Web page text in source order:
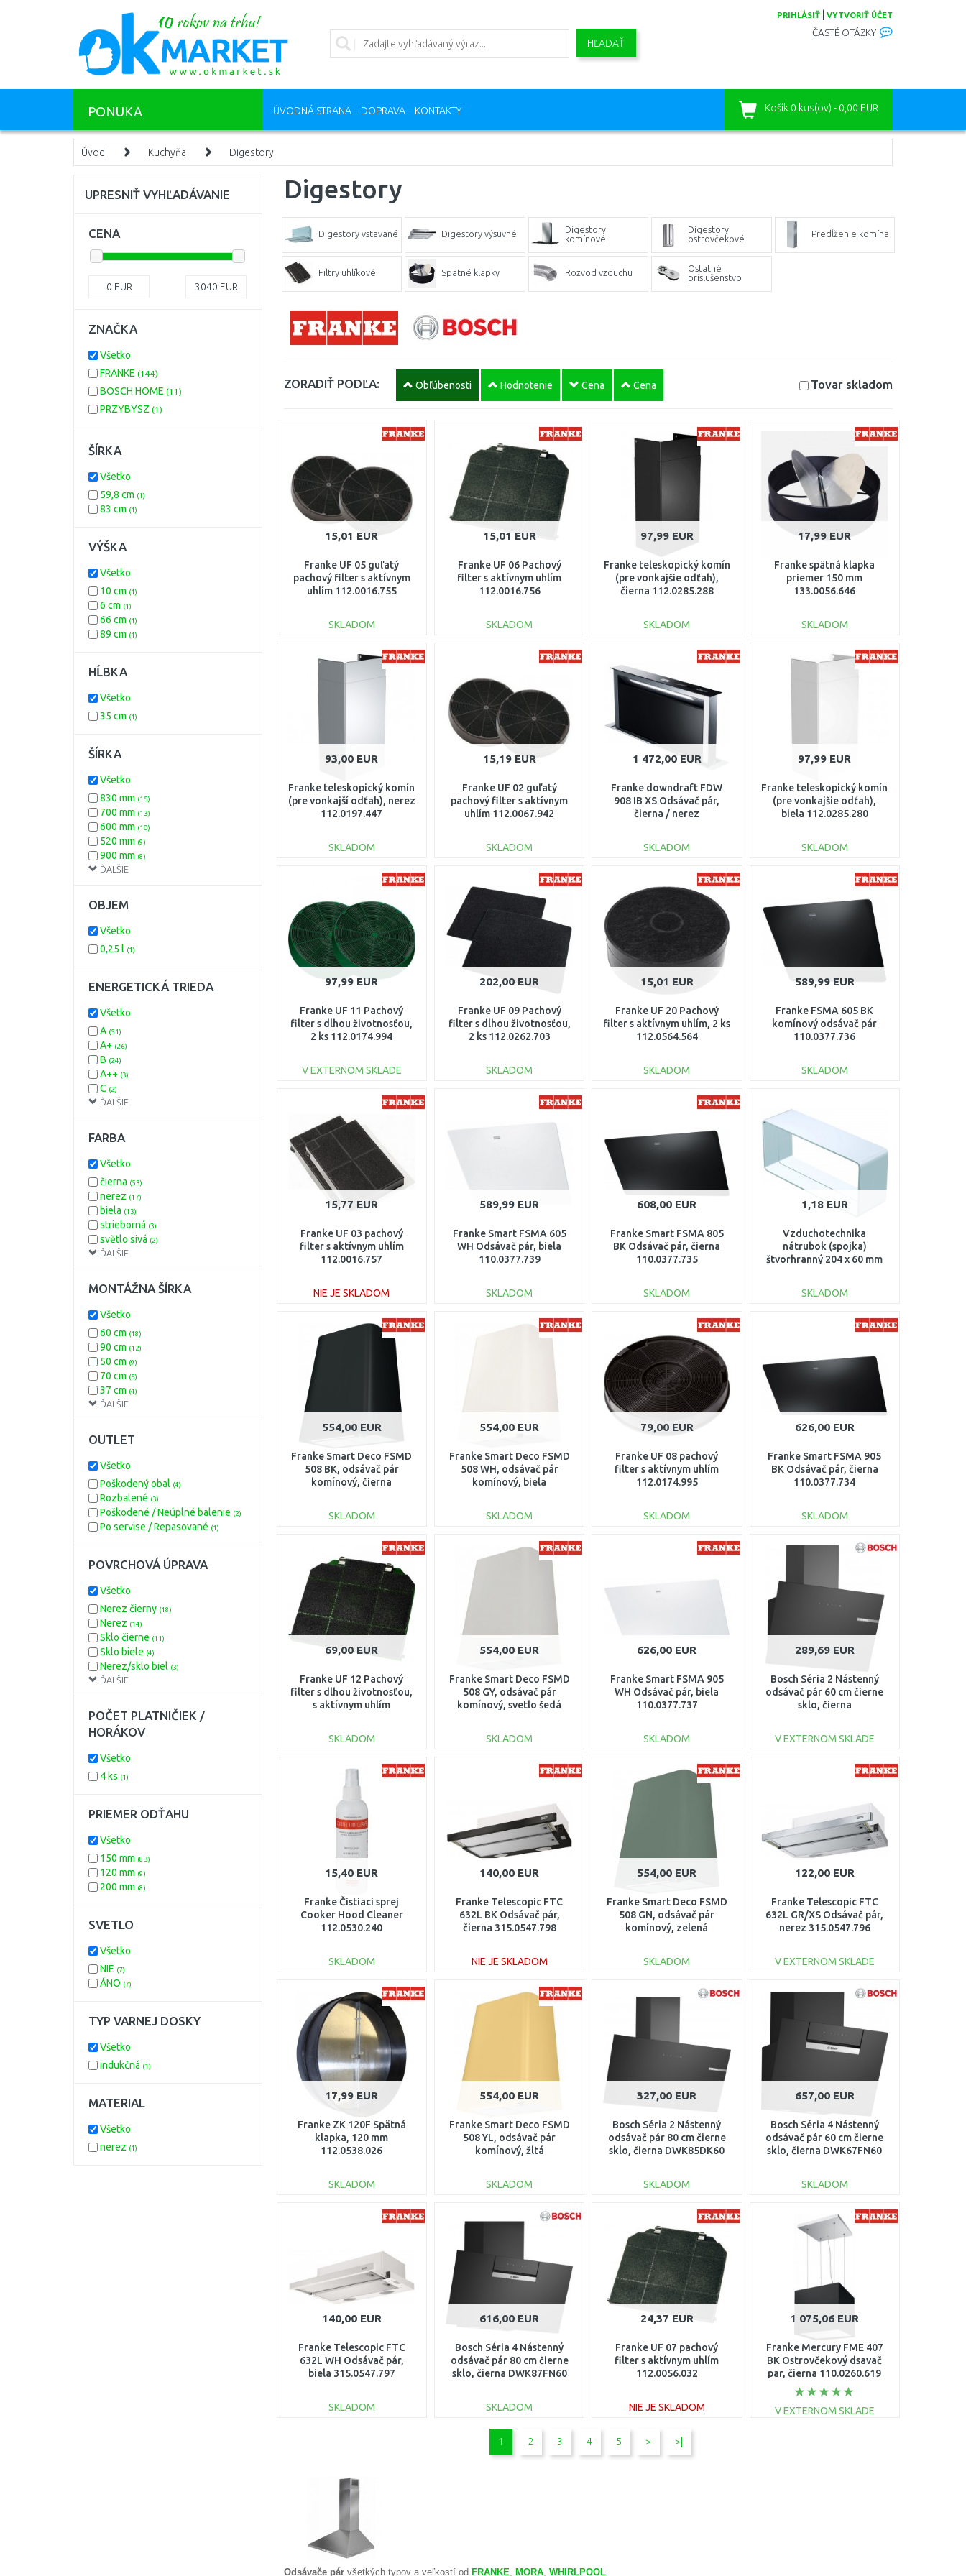
PRIHLÁSIŤ VYTVORIŤ ÚČET
ČASTÉ OTÁZKY
HĽADAŤ
PONUKA ÚVODNÁ STRANA DOPRAVA KONTAKTY Košík 0 kus(ov) - 0,00 EUR
Úvod Kuchyňa Digestory
Digestory
Digestory vstavané Digestory výsuvné
Digestory
komínové
Digestory
ostrovčekové
Predĺženie komína
Filtry uhlíkové Spätné klapky Rozvod vzduchu
Ostatné
príslušenstvo
ZORADIŤ PODĽA: Obľúbenosti Hodnotenie Cena Cena Tovar skladom
15,01 EUR
Franke UF 05 guľatý
pachový filter s aktívnym
uhlím 112.0016.755
SKLADOM
DO KOŠÍKA
15,01 EUR
Franke UF 06 Pachový
filter s aktívnym uhlím
112.0016.756
SKLADOM
DO KOŠÍKA
Porovnať
97,99 EUR
Franke teleskopický komín
(pre vonkajšie odťah),
čierna 112.0285.288
SKLADOM
DO KOŠÍKA
Porovnať
17,99 EUR
Franke spätná klapka
priemer 150 mm
133.0056.646
SKLADOM
DO KOŠÍKA
93,00 EUR
Franke teleskopický komín
(pre vonkajší odťah), nerez
112.0197.447
SKLADOM
DO KOŠÍKA
Porovnať
15,19 EUR
Franke UF 02 guľatý
pachový filter s aktívnym
uhlím 112.0067.942
SKLADOM
DO KOŠÍKA
1 472,00 EUR
Franke downdraft FDW
908 IB XS Odsávač pár,
čierna / nerez
SKLADOM
DO KOŠÍKA
97,99 EUR
Franke teleskopický komín
(pre vonkajšie odťah),
biela 112.0285.280
SKLADOM
DO KOŠÍKA
Porovnať
97,99 EUR
Franke UF 11 Pachový
filter s dlhou životnosťou,
2 ks 112.0174.994
V EXTERNOM SKLADE
DO KOŠÍKA
Porovnať
202,00 EUR
Franke UF 09 Pachový
filter s dlhou životnosťou,
2 ks 112.0262.703
SKLADOM
DO KOŠÍKA
15,01 EUR
Franke UF 20 Pachový
filter s aktívnym uhlím, 2 ks
112.0564.564
SKLADOM
DO KOŠÍKA
589,99 EUR
Franke FSMA 605 BK
komínový odsávač pár
110.0377.736
SKLADOM
Porovnať
15,77 EUR
Franke UF 03 pachový
filter s aktívnym uhlím
112.0016.757
NIE JE SKLADOM
DO KOŠÍKA
589,99 EUR
Franke Smart FSMA 605
WH Odsávač pár, biela
110.0377.739
SKLADOM
DO KOŠÍKA
608,00 EUR
Franke Smart FSMA 805
BK Odsávač pár, čierna
110.0377.735
SKLADOM
DO KOŠÍKA
1,18 EUR
Vzduchotechnika
nátrubok (spojka)
štvorhranný 204 x 60 mm
SKLADOM
DO KOŠÍKA
554,00 EUR
Franke Smart Deco FSMD
508 BK, odsávač pár
komínový, čierna
SKLADOM
DO KOŠÍKA
Porovnať
554,00 EUR
Franke Smart Deco FSMD
508 WH, odsávač pár
komínový, biela
SKLADOM
DO KOŠÍKA
79,00 EUR
Franke UF 08 pachový
filter s aktívnym uhlím
112.0174.995
SKLADOM
DO KOŠÍKA
626,00 EUR
Franke Smart FSMA 905
BK Odsávač pár, čierna
110.0377.734
SKLADOM
DO KOŠÍKA
69,00 EUR
Franke UF 12 Pachový
filter s dlhou životnosťou,
s aktívnym uhlím
SKLADOM
DO KOŠÍKA
Porovnať
554,00 EUR
Franke Smart Deco FSMD
508 GY, odsávač pár
komínový, svetlo šedá
SKLADOM
DO KOŠÍKA
626,00 EUR
Franke Smart FSMA 905
WH Odsávač pár, biela
110.0377.737
SKLADOM
DO KOŠÍKA
289,69 EUR
Bosch Séria 2 Nástenný
odsávač pár 60 cm čierne
sklo, čierna
V EXTERNOM SKLADE
DO KOŠÍKA
15,40 EUR
Franke Čistiaci sprej
Cooker Hood Cleaner
112.0530.240
SKLADOM
DO KOŠÍKA
Porovnať
140,00 EUR
Franke Telescopic FTC
632L BK Odsávač pár,
čierna 315.0547.798
NIE JE SKLADOM
DO KOŠÍKA
554,00 EUR
Franke Smart Deco FSMD
508 GN, odsávač pár
komínový, zelená
SKLADOM
DO KOŠÍKA
122,00 EUR
Franke Telescopic FTC
632L GR/XS Odsávač pár,
nerez 315.0547.796
V EXTERNOM SKLADE
DO KOŠÍKA
17,99 EUR
Franke ZK 120F Spätná
klapka, 120 mm
112.0538.026
SKLADOM
DO KOŠÍKA
554,00 EUR
Franke Smart Deco FSMD
508 YL, odsávač pár
komínový, žltá
SKLADOM
DO KOŠÍKA
327,00 EUR
Bosch Séria 2 Nástenný
odsávač pár 80 cm čierne
sklo, čierna DWK85DK60
SKLADOM
DO KOŠÍKA
Porovnať
657,00 EUR
Bosch Séria 4 Nástenný
odsávač pár 60 cm čierne
sklo, čierna DWK67FN60
SKLADOM
DO KOŠÍKA
Porovnať
140,00 EUR
Franke Telescopic FTC
632L WH Odsávač pár,
biela 315.0547.797
SKLADOM
616,00 EUR
Bosch Séria 4 Nástenný
odsávač pár 80 cm čierne
sklo, čierna DWK87FN60
SKLADOM
DO KOŠÍKA
24,37 EUR
Franke UF 07 pachový
filter s aktívnym uhlím
112.0056.032
NIE JE SKLADOM
DO KOŠÍKA
1 075,06 EUR
Franke Mercury FME 407
BK Ostrovčekový dsavač
par, čierna 110.0260.619
V EXTERNOM SKLADE
1 2 3 4 5 > >|
Odsávače párvšetkých typov a veľkostí od FRANKE, MORA, WHIRLPOOL.
UPRESNIŤ VYHĽADÁVANIE
CENA
0 EUR 3040 EUR
ZNAČKA
Všetko
FRANKE (144)
BOSCH HOME (11)
PRZYBYSZ (1)
ŠÍRKA
Všetko
59,8 cm (1)
83 cm (1)
VÝŠKA
Všetko
10 cm (1)
6 cm (1)
66 cm (1)
89 cm (1)
HĹBKA
Všetko
35 cm (1)
ŠÍRKA
ĎALŠIE
Všetko
830 mm (15)
700 mm (13)
600 mm (10)
520 mm (9)
900 mm (8)
420 mm
1600 mm
1800 mm
OBJEM
Všetko
0,25 l (1)
ENERGETICKÁ TRIEDA
ĎALŠIE
Všetko
A (51)
A+ (26)
B (24)
A++ (3)
C (2)
D(1)
FARBA
ĎALŠIE
Všetko
čierna (53)
nerez (17)
biela (13)
strieborná (3)
světlo sivá (2)
zelená
modrá(1)
ružová
sivá(1)
MONTÁŽNA ŠÍRKA
ĎALŠIE
Všetko
60 cm (18)
90 cm (12)
50 cm (9)
70 cm (5)
37 cm (4)
80 cm
52,2 cm
88 cm
OUTLET
Všetko
Poškodený obal (4)
Rozbalené (3)
Poškodené / Neúplné balenie (2)
Po servise / Repasované (1)
POVRCHOVÁ ÚPRAVA
ĎALŠIE
Všetko
Nerez čierny (18)
Nerez (14)
Sklo čierne (11)
Sklo biele (4)
Nerez/sklo biel (3)
Sklo (3)
Nerez hnedý(1)
Nerez/sklo
Nerez/sklo čierne
POČET PLATNIČIEK /
HORÁKOV
Všetko
4 ks (1)
PRIEMER ODŤAHU
Všetko
150 mm (83)
120 mm (9)
200 mm (8)
SVETLO
Všetko
NIE (7)
ÁNO (7)
TYP VARNEJ DOSKY
Všetko
indukčná (1)
MATERIAL
Všetko
nerez (1)